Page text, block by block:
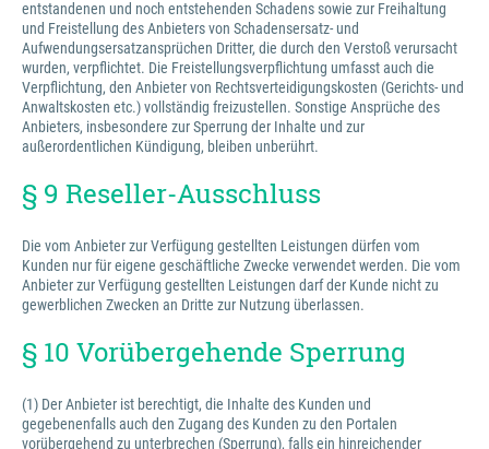
entstandenen und noch entstehenden Schadens sowie zur Freihaltung
und Freistellung des Anbieters von Schadensersatz- und
Aufwendungsersatzansprüchen Dritter, die durch den Verstoß verursacht
wurden, verpflichtet. Die Freistellungsverpflichtung umfasst auch die
Verpflichtung, den Anbieter von Rechtsverteidigungskosten (Gerichts- und
Anwaltskosten etc.) vollständig freizustellen. Sonstige Ansprüche des
Anbieters, insbesondere zur Sperrung der Inhalte und zur
außerordentlichen Kündigung, bleiben unberührt.
§ 9 Reseller-Ausschluss
Die vom Anbieter zur Verfügung gestellten Leistungen dürfen vom
Kunden nur für eigene geschäftliche Zwecke verwendet werden. Die vom
Anbieter zur Verfügung gestellten Leistungen darf der Kunde nicht zu
gewerblichen Zwecken an Dritte zur Nutzung überlassen.
§ 10 Vorübergehende Sperrung
(1) Der Anbieter ist berechtigt, die Inhalte des Kunden und
gegebenenfalls auch den Zugang des Kunden zu den Portalen
vorübergehend zu unterbrechen (Sperrung), falls ein hinreichender